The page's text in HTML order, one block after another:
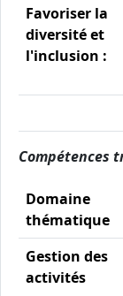
Favoriser la
diversité et
l'inclusion :
Compétences
Domaine
thématique
Gestion des
activités